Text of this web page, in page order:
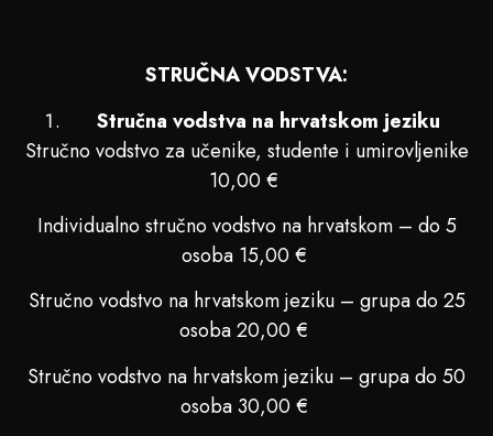
STRUČNA VODSTVA:
Stručna vodstva na hrvatskom jeziku
Stručno vodstvo za učenike, studente i umirovljenike
10,00 €
Individualno stručno vodstvo na hrvatskom – do 5
osoba 15,00 €
Stručno vodstvo na hrvatskom jeziku – grupa do 25
osoba 20,00 €
Stručno vodstvo na hrvatskom jeziku – grupa do 50
osoba 30,00 €